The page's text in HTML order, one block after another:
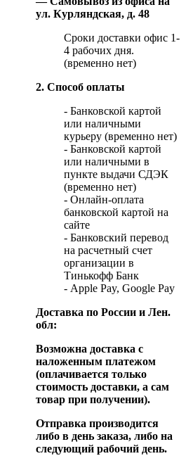
ул. Курляндская, д. 48
Сроки доставки офис 1-
4 рабочих дня.
(временно нет)
2. Способ оплаты
- Банковской картой
или наличными
курьеру (временно нет)
- Банковской картой
или наличными в
пункте выдачи СДЭК
(временно нет)
- Онлайн-оплата
банковской картой на
сайте
- Банковский перевод
на расчетный счет
организации в
Тинькофф Банк
- Apple Pay, Google Pay
Доставка по России и Лен.
обл:
Возможна доставка с
наложенным платежом
(оплачивается только
стоимость доставки, а сам
товар при получении).
Отправка производится
либо в день заказа, либо на
следующий рабочий день.